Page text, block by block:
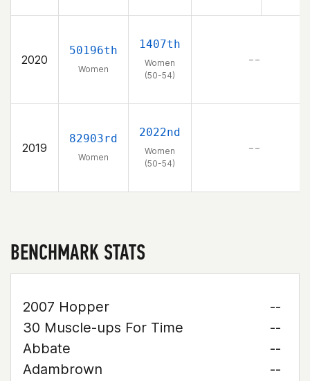
2020
50196th
Women
1407th
Women
(50-54)
– –
2019
82903rd
Women
2022nd
Women
(50-54)
– –
BENCHMARK STATS
2007 Hopper
--
30 Muscle-ups For Time
--
Abbate
--
Adambrown
--